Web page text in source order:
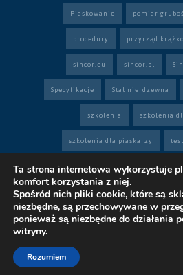
Piaskowanie
pomiar
procedury
przyrząd
sincor.eu
sincor.pl
Specyfikacje
Stal nierdzewna
szkolenia
szkolenia
szkolenia dla piaskarzy
twardościomierz
wykonawca
wymagania
Ścierniwo
Ta strona internetowa wykorzystuje
komfort korzystania z niej.
Spośród nich pliki cookie, które są
niezbędne, są przechowywane w
ponieważ są niezbędne do działania
witryny.
Rozumiem